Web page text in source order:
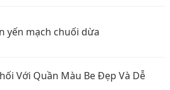
yến mạch chuối dừa
Với Quần Màu Be Đẹp Và Dễ